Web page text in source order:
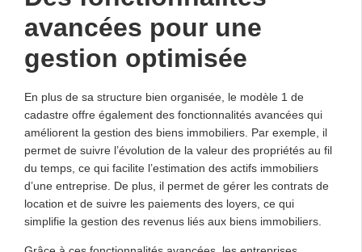
avancées pour une
gestion optimisée
En plus de sa structure bien organisée, le modèle 1 de
cadastre offre également des fonctionnalités avancées qui
améliorent la gestion des biens immobiliers. Par exemple, il
permet de suivre l’évolution de la valeur des propriétés au fil
du temps, ce qui facilite l’estimation des actifs immobiliers
d’une entreprise. De plus, il permet de gérer les contrats de
location et de suivre les paiements des loyers, ce qui
simplifie la gestion des revenus liés aux biens immobiliers.